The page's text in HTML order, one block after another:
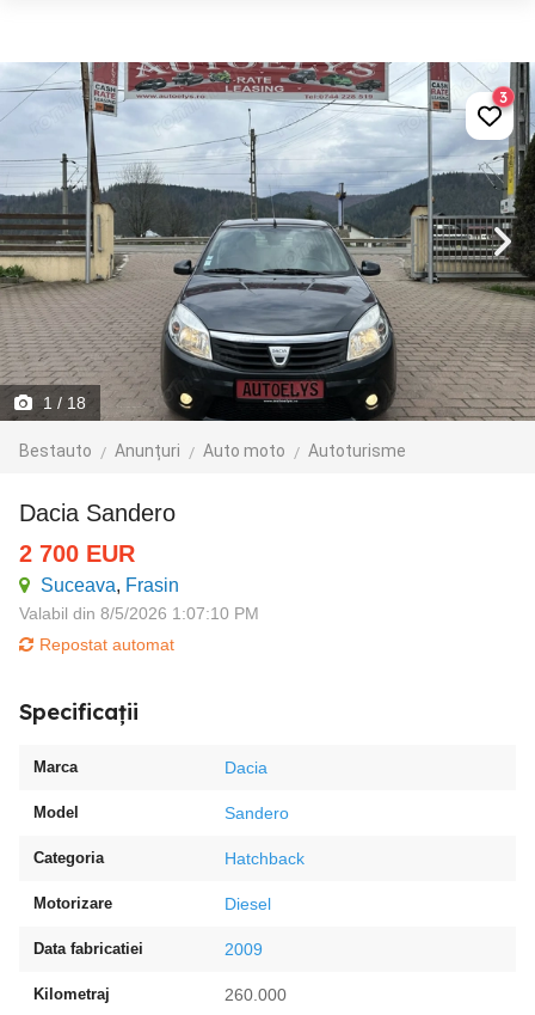
1 / 18
Bestauto Anunțuri Auto moto Autoturisme
3
Dacia Sandero
2 700 EUR
Suceava, Frasin
Valabil din 8/5/2026 1:07:10 PM
Repostat automat
Specificații
Marca Dacia
Model Sandero
Categoria Hatchback
Motorizare Diesel
Data fabricatiei 2009
Kilometraj 260.000